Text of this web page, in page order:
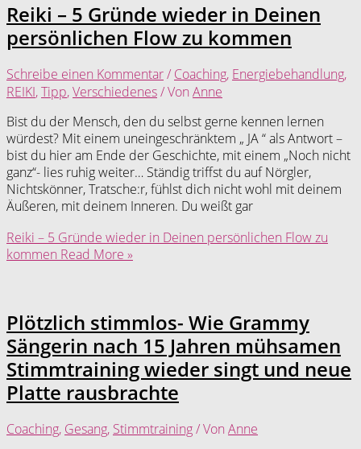
Reiki – 5 Gründe wieder in Deinen
persönlichen Flow zu kommen
Schreibe einen Kommentar/ Coaching, Energiebehandlung,
REIKI,Tipp,Verschiedenes/ Von Anne
Bist du der Mensch, den du selbst gerne kennen lernen
würdest? Mit einem uneingeschränktem „ JA “ als Antwort –
bist du hier am Ende der Geschichte, mit einem „Noch nicht
ganz“- lies ruhig weiter… Ständig triffst du auf Nörgler,
Nichtskönner, Tratsche:r, fühlst dich nicht wohl mit deinem
Äußeren, mit deinem Inneren. Du weißt gar
Reiki – 5 Gründe wieder in Deinen persönlichen Flow zu
kommen Read More »
Plötzlich stimmlos- Wie Grammy
Sängerin nach 15 Jahren mühsamen
Stimmtraining wieder singt und neue
Platte rausbrachte
Coaching, Gesang, Stimmtraining/ Von Anne